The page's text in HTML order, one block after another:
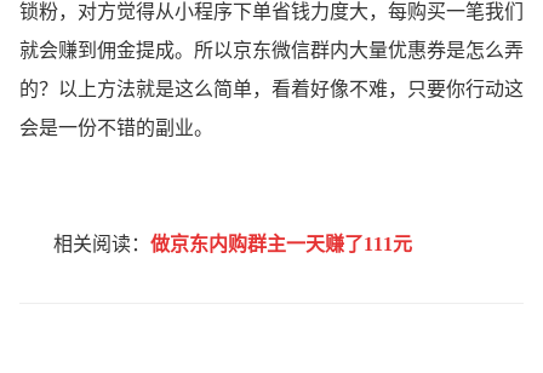
锁粉，对方觉得从小程序下单省钱力度大，每购买一笔我们
就会赚到佣金提成。所以京东微信群内大量优惠券是怎么弄
的？以上方法就是这么简单，看着好像不难，只要你行动这
会是一份不错的副业。
相关阅读： 做京东内购群主一天赚了111元